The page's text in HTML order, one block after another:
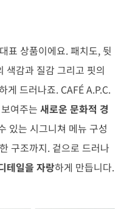
표 상품이에요. 패치도, 뒷
색감과 질감 그리고 핏의
게 드러나죠. CAFÉ A.P.C.
여주는 새로운 문화적 경
있는 시그니쳐 메뉴 구성
구조까지. 겉으로 드러나
테일을 자랑하게 만듭니다.